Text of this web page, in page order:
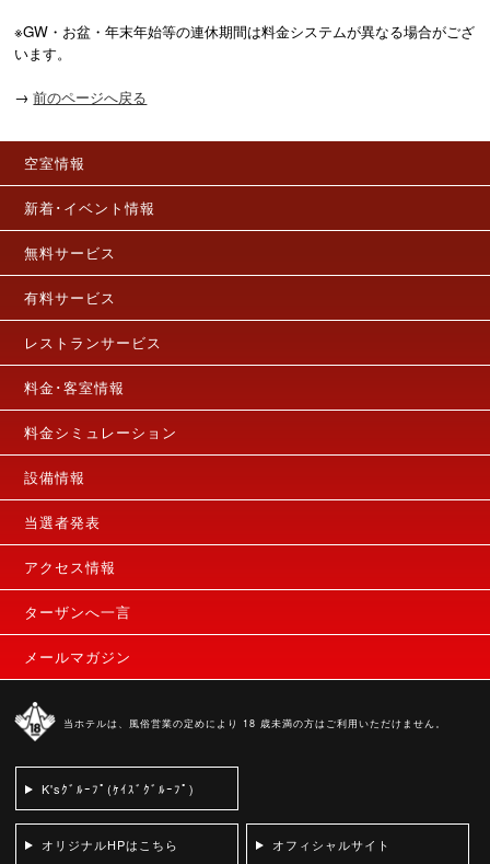
※GW・お盆・年末年始等の連休期間は料金システムが異なる場合がござ
います。
→ 前のページへ戻る
空室情報
新着･イベント情報
無料サービス
有料サービス
レストランサービス
料金･客室情報
料金シミュレーション
設備情報
当選者発表
アクセス情報
ターザンへ一言
メールマガジン
当ホテルは、風俗営業の定めにより 18 歳未満の方はご利用いただけません。
K'sｸﾞﾙｰﾌﾟ(ｹｲｽﾞｸﾞﾙｰﾌﾟ)
オリジナルHPはこちら オフィシャルサイト